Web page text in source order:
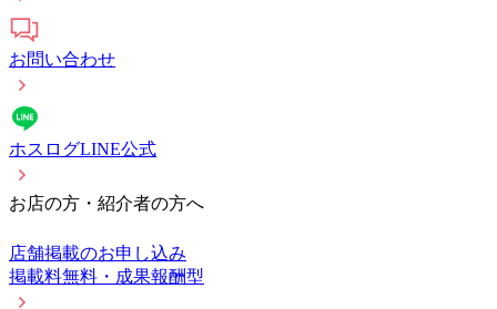
お問い合わせ
ホスログLINE公式
お店の方・紹介者の方へ
店舗掲載のお申し込み
掲載料無料・成果報酬型